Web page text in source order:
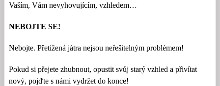
Vaším, Vám nevyhovujícím, vzhledem…
NEBOJTE SE!
Nebojte. Přetížená játra nejsou neřešitelným problémem!
Pokud si přejete zhubnout, opustit svůj starý vzhled a přivítat
nový, pojďte s námi vydržet do konce!